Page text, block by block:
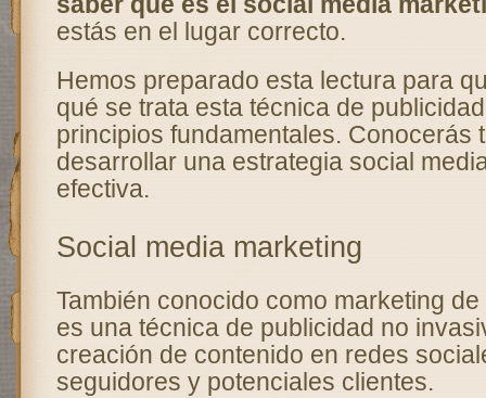
estás en el lugar correcto.
Hemos preparado esta lectura para
qué se trata esta técnica de
principios fundamentales. Conocerás
desarrollar una estrategia social
efectiva.
Social media marketing
También conocido como marketing
es una técnica de publicidad no
creación de contenido en redes
seguidores y potenciales clientes.